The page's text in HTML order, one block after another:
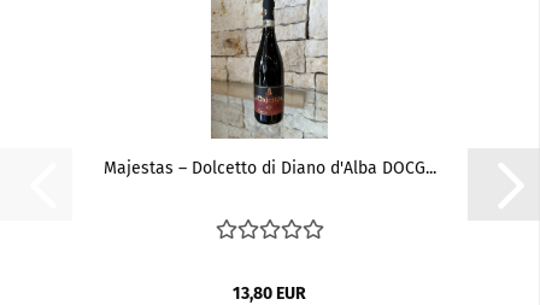
Majestas – Dolcetto di Diano d'Alba DOCG...
13,80 EUR